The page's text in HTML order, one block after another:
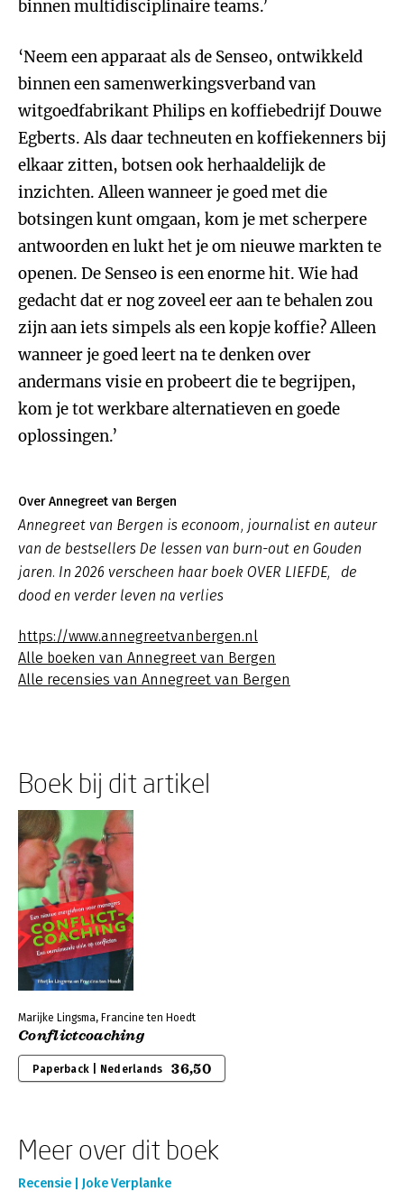
binnen multidisciplinaire teams.’
‘Neem een apparaat als de Senseo, ontwikkeld
binnen een samenwerkingsverband van
witgoedfabrikant Philips en koffiebedrijf Douwe
Egberts. Als daar techneuten en koffiekenners bij
elkaar zitten, botsen ook herhaaldelijk de
inzichten. Alleen wanneer je goed met die
botsingen kunt omgaan, kom je met scherpere
antwoorden en lukt het je om nieuwe markten te
openen. De Senseo is een enorme hit. Wie had
gedacht dat er nog zoveel eer aan te behalen zou
zijn aan iets simpels als een kopje koffie? Alleen
wanneer je goed leert na te denken over
andermans visie en probeert die te begrijpen,
kom je tot werkbare alternatieven en goede
oplossingen.’
Over Annegreet van Bergen
Annegreet van Bergen is econoom, journalist en auteur
van de bestsellers De lessen van burn-out en Gouden
jaren. In 2026 verscheen haar boek OVER LIEFDE, de
dood en verder leven na verlies
https://www.annegreetvanbergen.nl
Alle boeken van Annegreet van Bergen
Alle recensies van Annegreet van Bergen
Boek bij dit artikel
Marijke Lingsma, Francine ten Hoedt
Conflictcoaching
Paperback | Nederlands 36,50
Meer over dit boek
Recensie | Joke Verplanke